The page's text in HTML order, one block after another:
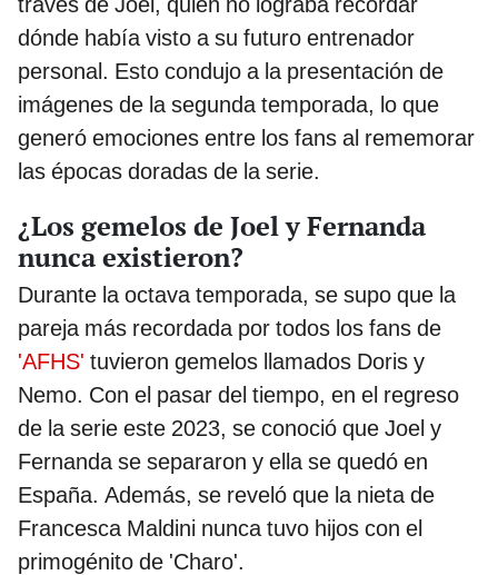
dónde había visto a su futuro entrenador
personal. Esto condujo a la presentación de
imágenes de la segunda temporada, lo que
generó emociones entre los fans al rememorar
las épocas doradas de la serie.
¿Los gemelos de Joel y Fernanda
nunca existieron?
Durante la octava temporada, se supo que la
pareja más recordada por todos los fans de
'AFHS' tuvieron gemelos llamados Doris y
Nemo. Con el pasar del tiempo, en el regreso
de la serie este 2023, se conoció que Joel y
Fernanda se separaron y ella se quedó en
España. Además, se reveló que la nieta de
Francesca Maldini nunca tuvo hijos con el
primogénito de 'Charo'.